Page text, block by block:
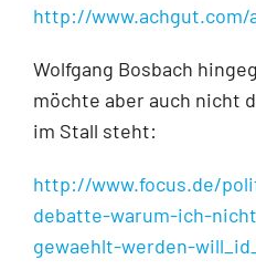
http://www.achgut.com/
Wolfgang Bosbach
möchte aber auch nicht
im Stall steht:
http://www.focus.de/
debatte-warum-ich-
gewaehlt-werden-